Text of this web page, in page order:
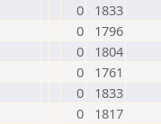
0
1833
0
1796
0
1804
0
1761
0
1833
0
1817